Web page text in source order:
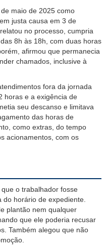
maio de 2025 como
justa causa em 3 de
no processo, cumpria
8h às 18h, com duas horas
afirmou que permanecia
chamados, inclusive à
fora da jornada
horas e a exigência de
seu descanso e limitava
das horas de
como extras, do tempo
acionamentos, com os
o trabalhador fosse
horário de expediente.
plantão nem qualquer
que ele poderia recusar
Também alegou que não